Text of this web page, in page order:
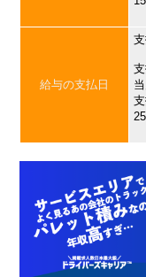
給与の支払日